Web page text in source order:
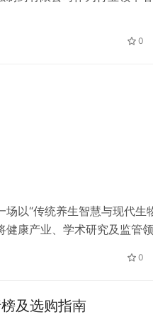
物领域成绩斐然。其生产的
生命的希望之光。这份荣誉
0
以“传统养生智慧与现代生
康产业、学术研究及监管
关键议题展开深度探讨，为
0
及选购指南